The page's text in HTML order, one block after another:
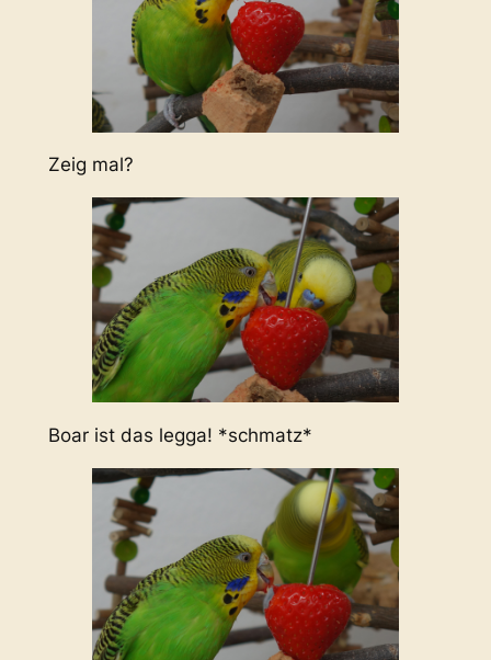
Zeig mal?
Boar ist das legga! *schmatz*